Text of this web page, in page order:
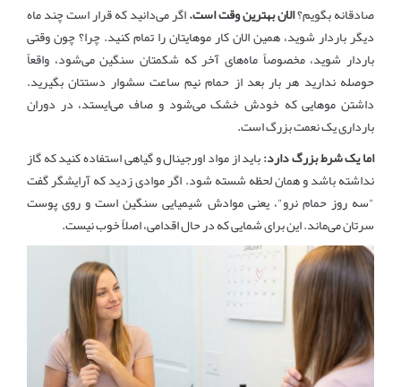
صادقانه بگویم؟الان بهترین وقت است.اگر می‌دانید که قرار است چند ماه
دیگر باردار شوید، همین الان کار موهایتان را تمام کنید. چرا؟ چون وقتی
باردار شوید، مخصوصاً ماه‌های آخر که شکمتان سنگین می‌شود، واقعاً
حوصله ندارید هر بار بعد از حمام نیم ساعت سشوار دستتان بگیرید.
داشتن موهایی که خودش خشک می‌شود و صاف می‌ایستد، در دوران
بارداری یک نعمت بزرگ است.
اما یک شرط بزرگ دارد:باید از مواد اورجینال و گیاهی استفاده کنید که گاز
نداشته باشد و همان لحظه شسته شود. اگر موادی زدید که آرایشگر گفت
"سه روز حمام نرو"، یعنی موادش شیمیایی سنگین است و روی پوست
سرتان می‌ماند. این برای شمایی که در حال اقدامی، اصلاً خوب نیست.